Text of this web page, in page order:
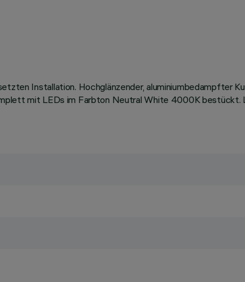
Installation. Hochglänzender, aluminiumbedampfter
mit LEDs im Farbton Neutral White 4000K bestückt.